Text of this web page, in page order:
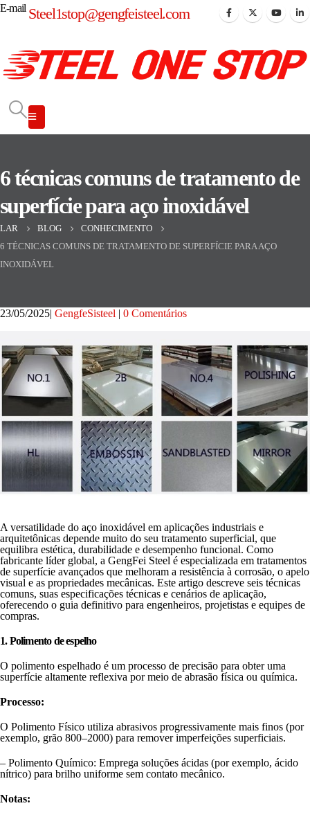
E-mail Steel1stop@gengfeisteel.com
6 técnicas comuns de tratamento de
superfície para aço inoxidável
LAR BLOG
CONHECIMENTO
6 TÉCNICAS COMUNS DE TRATAMENTO DE SUPERFÍCIE PARA AÇO
INOXIDÁVEL
23/05/2025 GengfeSisteel 0 Comentários
A versatilidade do aço inoxidável em aplicações industriais e
arquitetônicas depende muito do seu tratamento superficial, que
equilibra estética, durabilidade e desempenho funcional. Como
fabricante líder global, a GengFei Steel é especializada em tratamentos
de superfície avançados que melhoram a resistência à corrosão, o apelo
visual e as propriedades mecânicas. Este artigo descreve seis técnicas
comuns, suas especificações técnicas e cenários de aplicação,
oferecendo o guia definitivo para engenheiros, projetistas e equipes de
compras.
1. Polimento de espelho
O polimento espelhado é um processo de precisão para obter uma
superfície altamente reflexiva por meio de abrasão física ou química.
Processo:
O Polimento Físico utiliza abrasivos progressivamente mais finos (por
exemplo, grão 800–2000) para remover imperfeições superficiais.
– Polimento Químico: Emprega soluções ácidas (por exemplo, ácido
nítrico) para brilho uniforme sem contato mecânico.
Notas: